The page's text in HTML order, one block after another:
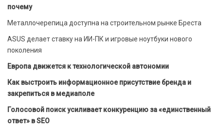
почему
Металлочерепица доступна на строительном рынке Бреста
ASUS делает ставку на ИИ-ПК и игровые ноутбуки нового
поколения
Европа движется к технологической автономии
Как выстроить информационное присутствие бренда и
закрепиться в медиаполе
Голосовой поиск усиливает конкуренцию за «единственный
ответ» в SEO